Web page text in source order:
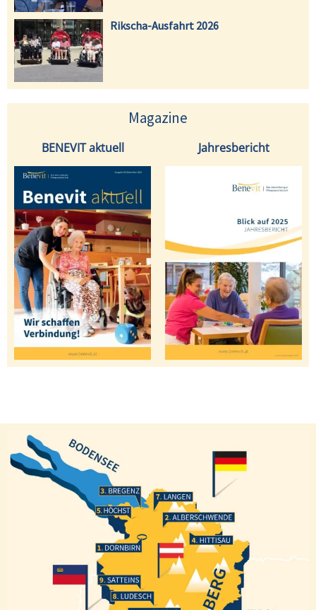
Rikscha-Ausfahrt 2026
Magazine
BENEVIT aktuell Jahresbericht
Dornbirn
Bregenz
Langen
Ludesch
Alberschwende
Satteins
Höchst